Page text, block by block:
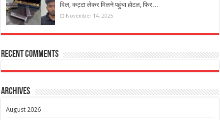
दिल, कट्टा लेकर मिलने पहुंचा होटल, फिर…
November 14, 2025
Recent Comments
Archives
August 2026